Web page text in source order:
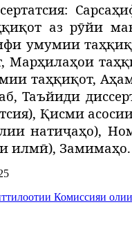
аз рӯйи
умумии
Марҳилаҳои
таҳқиқот,
Таъйиди
Қисми
натиҷаҳо),
илмӣ), Замимаҳо.
Комиссияи